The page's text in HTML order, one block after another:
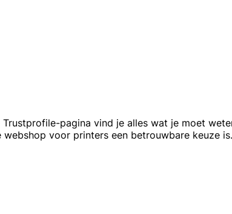
pagina vind je alles wat je moet
voor printers een betrouwbare keuze is.